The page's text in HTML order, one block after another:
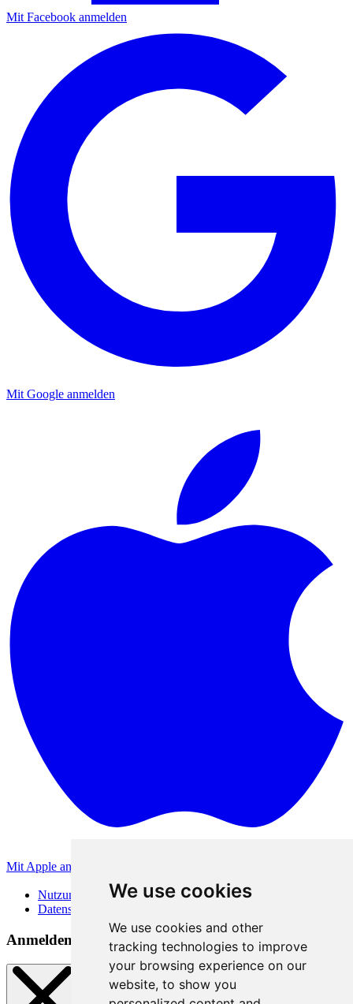
We use cookies
We use cookies and other
tracking technologies to improve
your browsing experience on our
website, to show you
Mit Facebook anmelden
Mit Google anmelden
Mit Apple anmelden
Nutzungsbedingungen
Datenschutzerklärung
Anmeldemethoden